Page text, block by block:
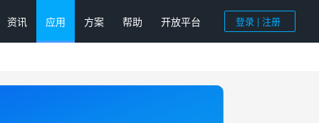
资讯 应用 方案 帮助 开放平台 登录 | 注册